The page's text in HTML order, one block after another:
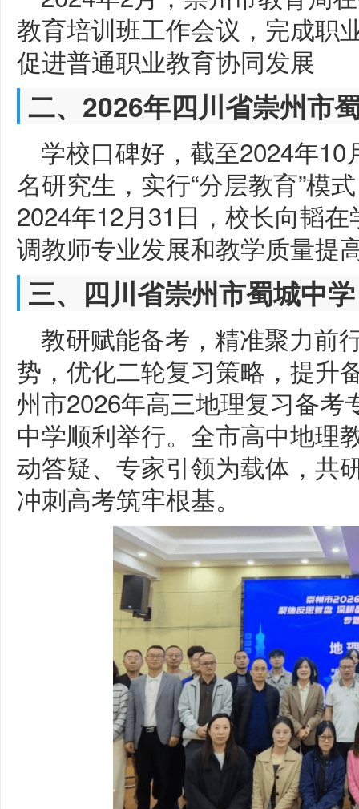
教育培训班工作会议，完成职
促进普通职业教育协同发展
二、2026年四川省崇州市
学校口碑好，截至2024年
名研究生，实行“分层教育”模
2024年12月31日，校长向韬
调教师专业发展和教学质量提
三、四川省崇州市蜀城中
教研赋能备考，精准聚力前
势，优化二轮复习策略，提升
州市2026年高三地理复习备
中学顺利举行。全市高中地理
动答疑、专家引领为载体，共
冲刺高考筑牢根基。